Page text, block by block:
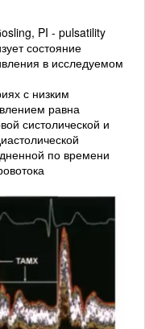
PI - pulsatility
состояние
в исследуемом
с низким
равна
систолической и
по времени